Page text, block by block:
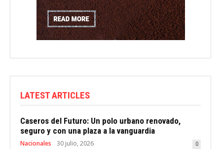
LATEST ARTICLES
Caseros del Futuro: Un polo urbano renovado,
seguro y con una plaza a la vanguardia
Nacionales 30 julio, 2026 0